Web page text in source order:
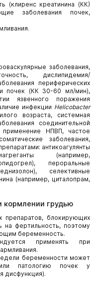
(клиренс креатинина (КК)
заболевания почек,
заболевания,
дислипидемия/
периферических
почек (КК 30-60 мл/мин),
язвенного поражения
инфекции Helicobacter
возраста, системная
соединительной
НПВП, частое
заболевания,
антикоагулянты
(например,
пероральные
селективные
(например, циталопрам,
кормлении грудью
препаратов, блокирующих
на фертильность, поэтому
беременность.
применять при
беременности может
патологию почек у
дисфункция).